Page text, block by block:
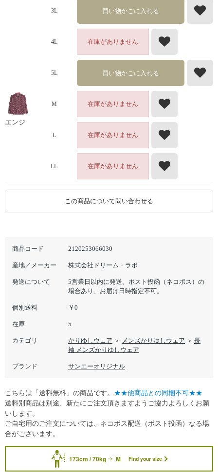
商品コード 2120253066030
産地／メーカー 株式会社ドリーム・ラボ
発送について
5営業日以内に発送。ポスト投函（ネコポス）の
場合あり、お届け日時指定不可。
個別送料 ￥0
在庫 5
カテゴリ かりゆしウェア ＞ メンズかりゆしウェア ＞ 長
袖 メンズかりゆしウェア
ブランド サンエーオリジナル
3L 買い物かごに入れる
4L 在庫がありません
5L 買い物かごに入れる
エンジ
M 在庫がありません
L 在庫がありません
LL 在庫がありません
この商品について問い合わせる
173cm / 70kg M Find your size
こちらは「送料無料」の商品です。 ★★他商品との同梱不可★★
送料別商品は別途、新たにご注文頂きますようご協力よろしくお願
いします。
ご自宅用のご注文については、ネコポス配送（ポスト投函）なる場
合がございます。